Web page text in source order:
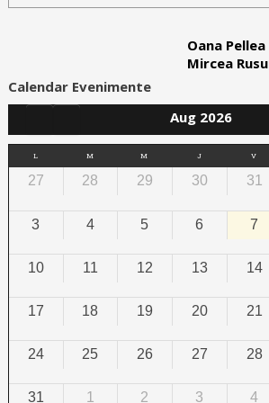
Oana Pellea
Mircea Rusu
Calendar Evenimente
Aug 2026
L M M J V
27 28 29 30 31
3 4 5 6 7
10 11 12 13 14
17 18 19 20 21
24 25 26 27 28
31 1 2 3 4